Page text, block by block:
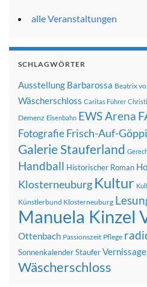
alle Veranstaltungen
SCHLAGWÖRTER
Ausstellung Barbarossa Beatrix
Wäscherschloss Caritas Führer
Demenz Eisenbahn EWS Arena
FotografieFrisch-Auf-
Galerie Stauferland
Handball Historischer Roman
Klosterneuburg Kultur
Künstlerbund Klosterneuburg
Manuela Kinzel
Ottenbach Passionszeit Pflege
SonnenkalenderStauferVernissage
Wäscherschloss